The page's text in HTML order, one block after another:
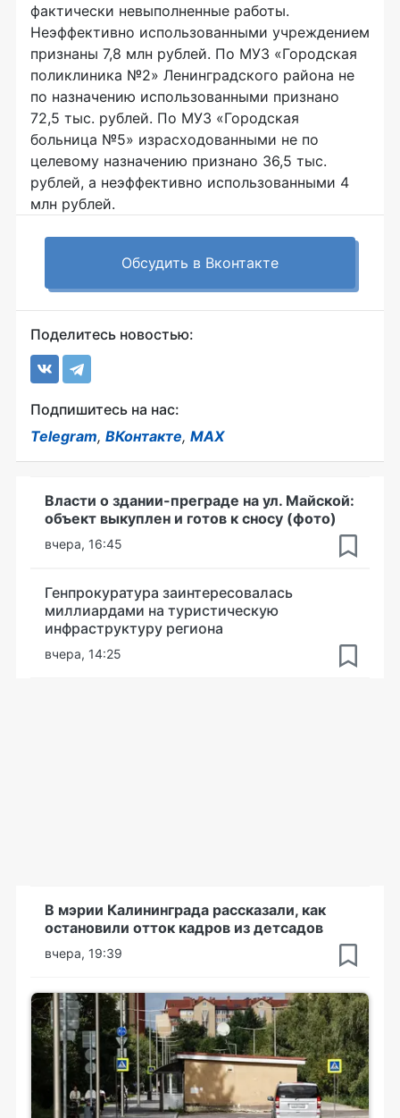
фактически невыполненные работы.
Неэффективно использованными учреждением
признаны 7,8 млн рублей. По МУЗ «Городская
поликлиника №2» Ленинградского района не
по назначению использованными признано
72,5 тыс. рублей. По МУЗ «Городская
больница №5» израсходованными не по
целевому назначению признано 36,5 тыс.
рублей, а неэффективно использованными 4
млн рублей.
Обсудить в Вконтакте
Поделитесь новостью:
Подпишитесь на нас:
Telegram, ВКонтакте, MAX
Власти о здании-преграде на ул. Майской:
объект выкуплен и готов к сносу (фото)
вчера, 16:45
Генпрокуратура заинтересовалась
миллиардами на туристическую
инфраструктуру региона
вчера, 14:25
В мэрии Калининграда рассказали, как
остановили отток кадров из детсадов
вчера, 19:39